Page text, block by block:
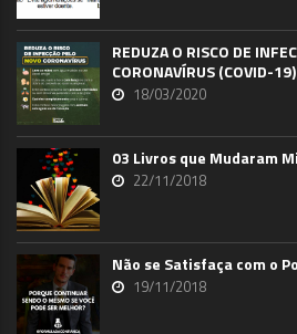
REDUZA O RISCO DE
CORONAVÍRUS (COVID-19)
18/03/2020
03 Livros que Mudaram
22/11/2018
Não se Satisfaça com o
19/11/2018